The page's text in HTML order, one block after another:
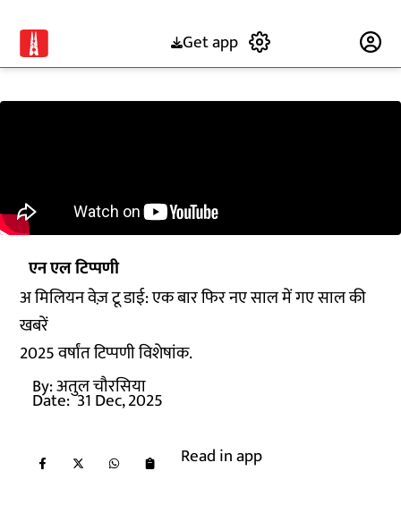
Get app
एन एल टिप्पणी
अ मिलियन वेज़ टू डाई: एक बार फिर नए साल में गए साल की
खबरें
2025 वर्षांत टिप्पणी विशेषांक.
By:अतुल चौरसिया
Date: 31 Dec, 2025
Read in app